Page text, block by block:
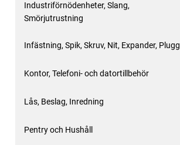
Industriförnödenheter, Slang,
Smörjutrustning
Infästning, Spik, Skruv, Nit, Expander, Plugg
Kontor, Telefoni- och datortillbehör
Lås, Beslag, Inredning
Pentry och Hushåll